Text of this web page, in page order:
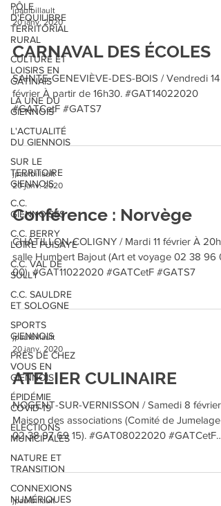
PÔLE
D'ÉQUILIBRE
TERRITORIAL
RURAL
CULTURE ET
LOISIRS EN
GÂTINAIS
LA UNE DU
GIENNOIS
L'ACTUALITÉ
DU GIENNOIS
SUR LE
TERRITOIRE
GIENNOIS
C.C.
GIENNOISES
C.C. BERRY
LOIRE PUISAYE
C.C. VAL DE
SULLY
C.C. SAULDRE
ET SOLOGNE
SPORTS
GIENNOIS
PRÈS DE CHEZ
VOUS EN
GIENNOIS
ÉPIDÉMIE
COVID-19
ÉLECTIONS
MUNICIPALES
NATURE ET
TRANSITION
CONNEXIONS
NUMÉRIQUES
jpaulbillault
20 janv. 2020
CARNAVAL DES ÉCOLES
SAINTE-GENEVIÈVE-DES-BOIS / Vendredi 14
février À partir de 16h30. #GAT14022020
#GATCetF #GATS7
jpaulbillault
20 janv. 2020
Conférence : Norvège
CHÂTILLON-COLIGNY / Mardi 11 février À 20h,
salle Humbert Bajout (Art et voyage 02 38 96
00). #GAT11022020 #GATCetF #GATS7
jpaulbillault
20 janv. 2020
ATELIER CULINAIRE
NOGENT-SUR-VERNISSON / Samedi 8 février
Maison des associations (Comité de Jumelage
02 38 97 69 15). #GAT08022020 #GATCetF
jpaulbillault